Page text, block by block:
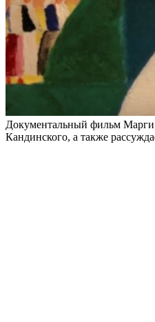
Документальный фильм Марги
Кандинского, а также